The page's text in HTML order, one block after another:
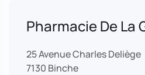
Pharmacie De La
25 Avenue Charles Deliège
7130 Binche